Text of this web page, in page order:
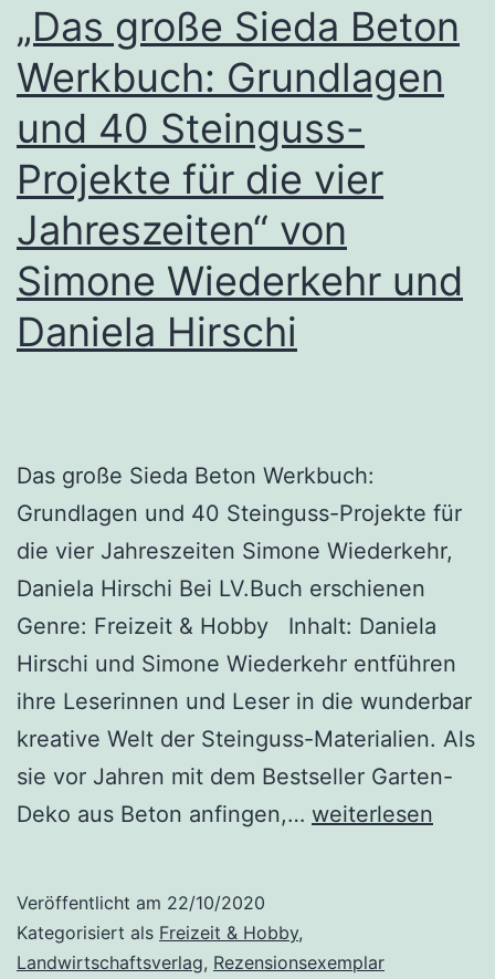
„Das große Sieda Beton
Werkbuch: Grundlagen
und 40 Steinguss-
Projekte für die vier
Jahreszeiten“ von
Simone Wiederkehr und
Daniela Hirschi
Das große Sieda Beton Werkbuch:
Grundlagen und 40 Steinguss-Projekte für
die vier Jahreszeiten Simone Wiederkehr,
Daniela Hirschi Bei LV.Buch erschienen
Genre: Freizeit & Hobby Inhalt: Daniela
Hirschi und Simone Wiederkehr entführen
ihre Leserinnen und Leser in die wunderbar
kreative Welt der Steinguss-Materialien. Als
sie vor Jahren mit dem Bestseller Garten-
Deko aus Beton anfingen,… „Das
Werkbuch:
weiterlesen
Veröffentlicht am 22/10/2020
Kategorisiert als Freizeit & Hobby,
Landwirtschaftsverlag, Rezensionsexemplar